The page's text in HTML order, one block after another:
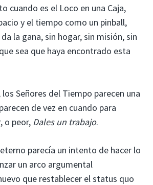
cuando es el Loco en una Caja,
y el tiempo como un pinball,
la gana, sin hogar, sin misión, sin
sea que haya encontrado esta
Señores del Tiempo parecen una
de vez en cuando para
o peor, Dales un trabajo.
parecía un intento de hacer lo
un arco argumental
que restablecer el status quo